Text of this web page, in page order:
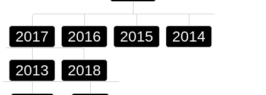
2017 2016 2015 2014
2013 2018